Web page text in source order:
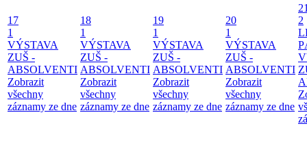
17
1
VÝSTAVA
ZUŠ -
ABSOLVENTI
Zobrazit
všechny
záznamy ze dne
18
1
VÝSTAVA
ZUŠ -
ABSOLVENTI
Zobrazit
všechny
záznamy ze dne
19
1
VÝSTAVA
ZUŠ -
ABSOLVENTI
Zobrazit
všechny
záznamy ze dne
20
1
VÝSTAVA
ZUŠ -
ABSOLVENTI
Zobrazit
všechny
záznamy ze dne
2